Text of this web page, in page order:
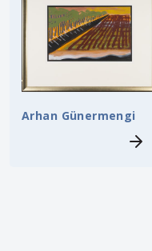
Arhan Günermengi